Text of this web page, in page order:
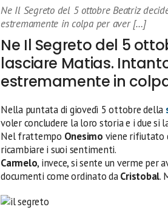
Ne Il Segreto del 5 ottobre Beatriz
estremamente in colpa per aver […]
Ne Il Segreto del 5
lasciare Matias.
estremamente in
Nella puntata di giovedì 5 ottobre della
voler concludere la loro storia e i due si
Nel frattempo Onesimo viene rifiutato
ricambiare i suoi sentimenti.
Carmelo, invece, si sente un verme per
documenti come ordinato daCristobal.